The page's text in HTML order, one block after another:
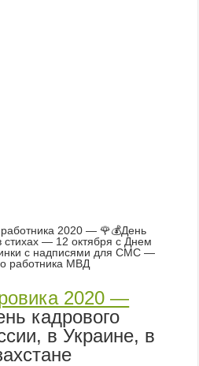
2020 — 🌹💰День
стихах — 12 октября с Днем
с надписями для СМС —
работника МВД
2020 —
кадрового
в Украине, в